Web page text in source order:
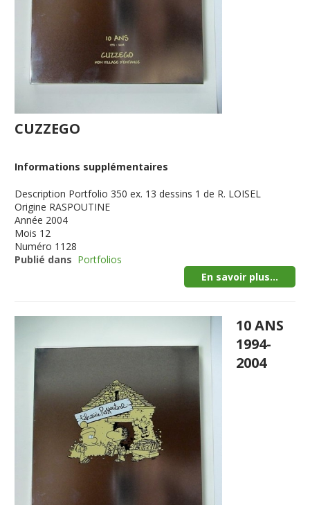
CUZZEGO
Informations supplémentaires
Description Portfolio 350 ex. 13 dessins 1 de R. LOISEL
Origine RASPOUTINE
Année 2004
Mois 12
Numéro 1128
Publié dans Portfolios
En savoir plus...
10 ANS
1994-
2004